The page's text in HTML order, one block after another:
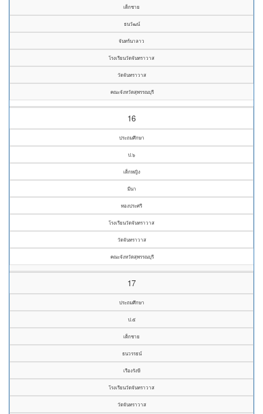
เด็กชาย
ธนวัฒน์
จันทร์นาลาว
โรงเรียนวัดจันทราวาส
วัดจันทราวาส
คณะจังหวัดสุพรรณบุรี
16
ประถมศึกษา
ป.๖
เด็กหญิง
มีนา
ทองประศรี
โรงเรียนวัดจันทราวาส
วัดจันทราวาส
คณะจังหวัดสุพรรณบุรี
17
ประถมศึกษา
ป.๕
เด็กชาย
ธนวรรธน์
เรืองรังษี
โรงเรียนวัดจันทราวาส
วัดจันทราวาส